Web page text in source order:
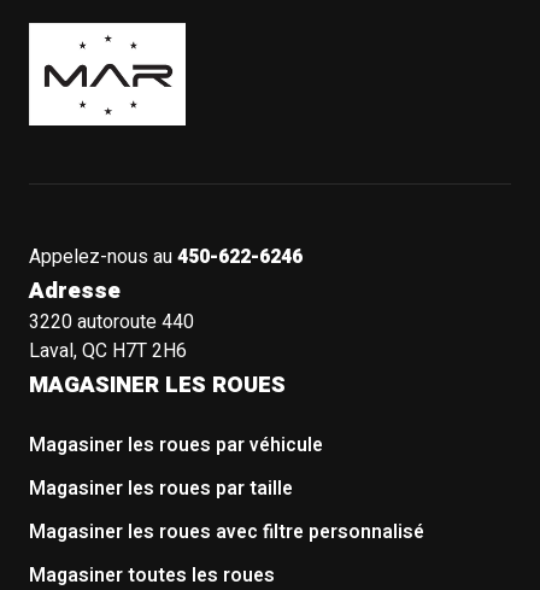
Boutique Mags à Rabais
Appelez-nous au450-622-6246
Adresse
3220 autoroute 440
Laval, QC H7T 2H6
MAGASINER LES ROUES
Magasiner les roues par véhicule
Magasiner les roues par taille
Magasiner les roues avec filtre personnalisé
Magasiner toutes les roues